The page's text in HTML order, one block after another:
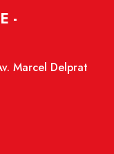
-
Marcel Delprat